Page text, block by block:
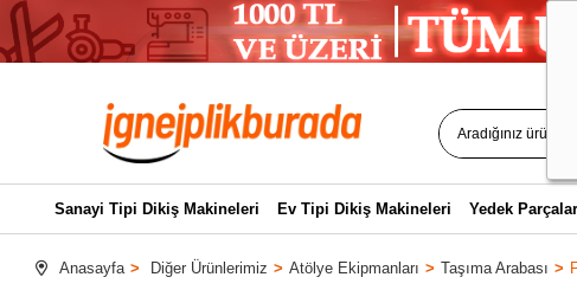
Sanayi Tipi Dikiş Makineleri Ev Tipi Dikiş Makineleri Yedek Parçalar
Anasayfa Diğer Ürünlerimiz Atölye Ekipmanları Taşıma Arabası